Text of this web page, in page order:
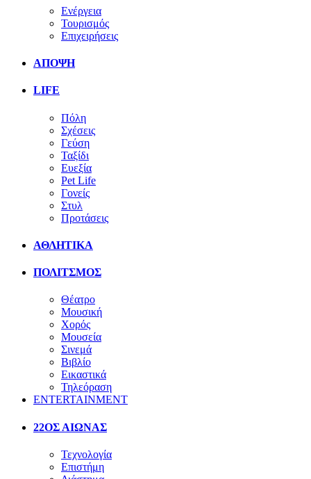
Ενέργεια
Τουρισμός
Επιχειρήσεις
ΑΠΟΨΗ
LIFE
Πόλη
Σχέσεις
Γεύση
Ταξίδι
Ευεξία
Pet Life
Γονείς
Στυλ
Προτάσεις
ΑΘΛΗΤΙΚΑ
ΠΟΛΙΤΣΜΟΣ
Θέατρο
Μουσική
Χορός
Μουσεία
Σινεμά
Βιβλίο
Εικαστικά
Τηλεόραση
ENTERTAINMENT
22ΟΣ ΑΙΩΝΑΣ
Τεχνολογία
Επιστήμη